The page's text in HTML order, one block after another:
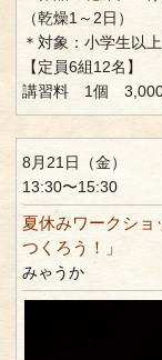
（乾燥1～2日）
＊対象：小学生以
【定員6組12名】
講習料 1個 3,000
8月21日（金）
13:30〜15:30
夏休みワークシ
つくろう！」
みゃうか